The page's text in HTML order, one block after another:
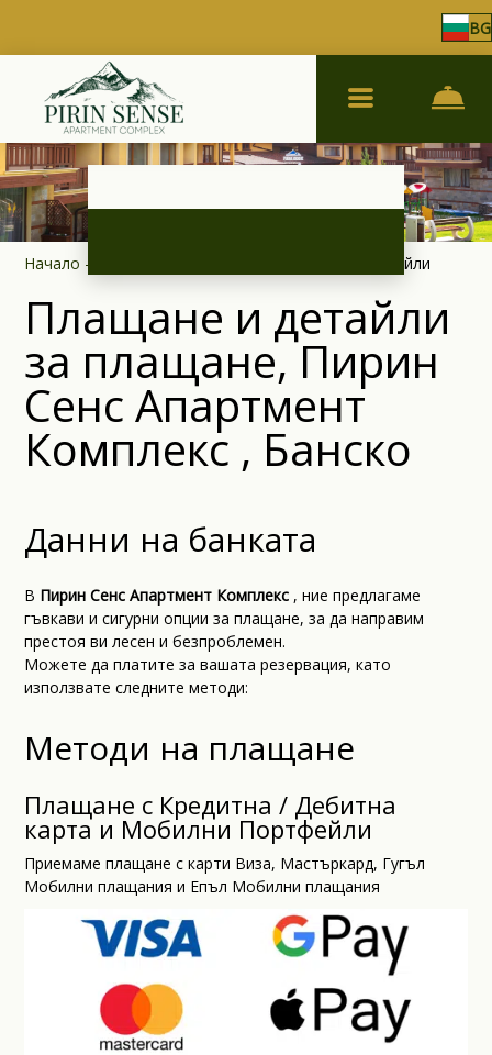
BG
Начало – Плащане и банкови детайли
Плащане и детайли
за плащане, Пирин
Сенс Апартмент
Комплекс , Банско
Данни на банката
В Пирин Сенс Апартмент Комплекс , ние предлагаме
гъвкави и сигурни опции за плащане, за да направим
престоя ви лесен и безпроблемен.
Можете да платите за вашата резервация, като
използвате следните методи:
Методи на плащане
Плащане с Кредитна / Дебитна
карта и Мобилни Портфейли
Приемаме плащане с карти Виза, Мастъркард, Гугъл
Мобилни плащания и Епъл Мобилни плащания